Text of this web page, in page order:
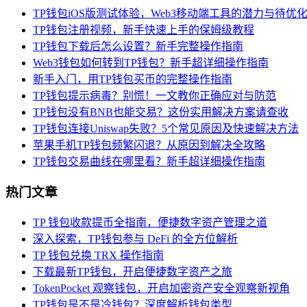
TP钱包iOS版测试体验，Web3移动端工具的潜力与待优
TP钱包注册视频，新手快速上手的保姆级教程
TP钱包下载后怎么设置？新手完整操作指南
Web3钱包如何转到TP钱包？新手超详细操作指南
新手入门，用TP钱包买币的完整操作指南
TP钱包提示病毒？别慌！一文教你正确应对与防范
TP钱包没有BNB也能交易？这份实用解决方案请查收
TP钱包连接Uniswap失败？5个常见原因及快速解决方法
苹果手机TP钱包频繁闪退？从原因到解决全攻略
TP钱包交易曲线在哪里看？新手超详细操作指南
热门文章
TP 钱包收款提币全指南，便捷数字资产管理之道
深入探索，TP钱包参与 DeFi 的全方位解析
TP 钱包兑换 TRX 操作指南
下载最新TP钱包，开启便捷数字资产之旅
TokenPocket 观察钱包，开启加密资产安全观察新视角
TP钱包是不是冷钱包？深度解析钱包类型